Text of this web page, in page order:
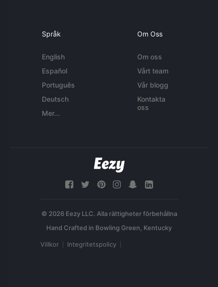
Språk
English
Español
Português
Deutsch
Mer...
Om Oss
Om oss
Vårt team
Vår blogg
Kontakta
oss
© 2026 Eezy LLC. Alla rättigheter förbehållna
Villkor Integritetspolicy